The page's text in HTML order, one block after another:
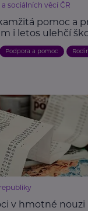
sociálních věcí ČR
pomoc a
i letos ulehčí
Podpora a pomoc
v hmotné nouzi